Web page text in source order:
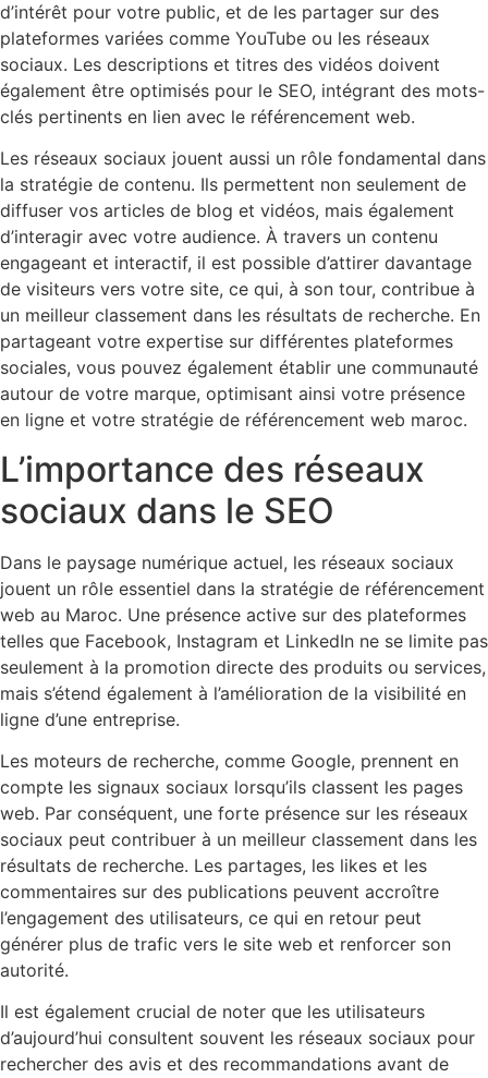
d’intérêt pour votre public, et de les partager sur des
plateformes variées comme YouTube ou les réseaux
sociaux. Les descriptions et titres des vidéos doivent
également être optimisés pour le SEO, intégrant des mots-
clés pertinents en lien avec le référencement web.
Les réseaux sociaux jouent aussi un rôle fondamental dans
la stratégie de contenu. Ils permettent non seulement de
diffuser vos articles de blog et vidéos, mais également
d’interagir avec votre audience. À travers un contenu
engageant et interactif, il est possible d’attirer davantage
de visiteurs vers votre site, ce qui, à son tour, contribue à
un meilleur classement dans les résultats de recherche. En
partageant votre expertise sur différentes plateformes
sociales, vous pouvez également établir une communauté
autour de votre marque, optimisant ainsi votre présence
en ligne et votre stratégie de référencement web maroc.
L’importance des réseaux
sociaux dans le SEO
Dans le paysage numérique actuel, les réseaux sociaux
jouent un rôle essentiel dans la stratégie de référencement
web au Maroc. Une présence active sur des plateformes
telles que Facebook, Instagram et LinkedIn ne se limite pas
seulement à la promotion directe des produits ou services,
mais s’étend également à l’amélioration de la visibilité en
ligne d’une entreprise.
Les moteurs de recherche, comme Google, prennent en
compte les signaux sociaux lorsqu’ils classent les pages
web. Par conséquent, une forte présence sur les réseaux
sociaux peut contribuer à un meilleur classement dans les
résultats de recherche. Les partages, les likes et les
commentaires sur des publications peuvent accroître
l’engagement des utilisateurs, ce qui en retour peut
générer plus de trafic vers le site web et renforcer son
autorité.
Il est également crucial de noter que les utilisateurs
d’aujourd’hui consultent souvent les réseaux sociaux pour
rechercher des avis et des recommandations avant de